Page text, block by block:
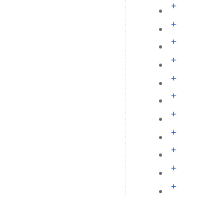
+
+
+
+
+
+
+
+
+
+
+